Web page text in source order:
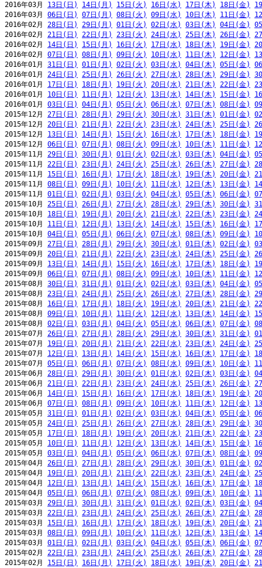
2016年03月 13日(日) 14日(月) 15日(火) 16日(水) 17日(木) 18日(金)
2016年03月 06日(日) 07日(月) 08日(火) 09日(水) 10日(木) 11日(金)
2016年02月 28日(日) 29日(月) 01日(火) 02日(水) 03日(木) 04日(金)
2016年02月 21日(日) 22日(月) 23日(火) 24日(水) 25日(木) 26日(金)
2016年02月 14日(日) 15日(月) 16日(火) 17日(水) 18日(木) 19日(金)
2016年02月 07日(日) 08日(月) 09日(火) 10日(水) 11日(木) 12日(金)
2016年01月 31日(日) 01日(月) 02日(火) 03日(水) 04日(木) 05日(金)
2016年01月 24日(日) 25日(月) 26日(火) 27日(水) 28日(木) 29日(金)
2016年01月 17日(日) 18日(月) 19日(火) 20日(水) 21日(木) 22日(金)
2016年01月 10日(日) 11日(月) 12日(火) 13日(水) 14日(木) 15日(金)
2016年01月 03日(日) 04日(月) 05日(火) 06日(水) 07日(木) 08日(金)
2015年12月 27日(日) 28日(月) 29日(火) 30日(水) 31日(木) 01日(金)
2015年12月 20日(日) 21日(月) 22日(火) 23日(水) 24日(木) 25日(金)
2015年12月 13日(日) 14日(月) 15日(火) 16日(水) 17日(木) 18日(金)
2015年12月 06日(日) 07日(月) 08日(火) 09日(水) 10日(木) 11日(金)
2015年11月 29日(日) 30日(月) 01日(火) 02日(水) 03日(木) 04日(金)
2015年11月 22日(日) 23日(月) 24日(火) 25日(水) 26日(木) 27日(金)
2015年11月 15日(日) 16日(月) 17日(火) 18日(水) 19日(木) 20日(金)
2015年11月 08日(日) 09日(月) 10日(火) 11日(水) 12日(木) 13日(金)
2015年11月 01日(日) 02日(月) 03日(火) 04日(水) 05日(木) 06日(金)
2015年10月 25日(日) 26日(月) 27日(火) 28日(水) 29日(木) 30日(金)
2015年10月 18日(日) 19日(月) 20日(火) 21日(水) 22日(木) 23日(金)
2015年10月 11日(日) 12日(月) 13日(火) 14日(水) 15日(木) 16日(金)
2015年10月 04日(日) 05日(月) 06日(火) 07日(水) 08日(木) 09日(金)
2015年09月 27日(日) 28日(月) 29日(火) 30日(水) 01日(木) 02日(金)
2015年09月 20日(日) 21日(月) 22日(火) 23日(水) 24日(木) 25日(金)
2015年09月 13日(日) 14日(月) 15日(火) 16日(水) 17日(木) 18日(金)
2015年09月 06日(日) 07日(月) 08日(火) 09日(水) 10日(木) 11日(金)
2015年08月 30日(日) 31日(月) 01日(火) 02日(水) 03日(木) 04日(金)
2015年08月 23日(日) 24日(月) 25日(火) 26日(水) 27日(木) 28日(金)
2015年08月 16日(日) 17日(月) 18日(火) 19日(水) 20日(木) 21日(金)
2015年08月 09日(日) 10日(月) 11日(火) 12日(水) 13日(木) 14日(金)
2015年08月 02日(日) 03日(月) 04日(火) 05日(水) 06日(木) 07日(金)
2015年07月 26日(日) 27日(月) 28日(火) 29日(水) 30日(木) 31日(金)
2015年07月 19日(日) 20日(月) 21日(火) 22日(水) 23日(木) 24日(金)
2015年07月 12日(日) 13日(月) 14日(火) 15日(水) 16日(木) 17日(金)
2015年07月 05日(日) 06日(月) 07日(火) 08日(水) 09日(木) 10日(金)
2015年06月 28日(日) 29日(月) 30日(火) 01日(水) 02日(木) 03日(金)
2015年06月 21日(日) 22日(月) 23日(火) 24日(水) 25日(木) 26日(金)
2015年06月 14日(日) 15日(月) 16日(火) 17日(水) 18日(木) 19日(金)
2015年06月 07日(日) 08日(月) 09日(火) 10日(水) 11日(木) 12日(金)
2015年05月 31日(日) 01日(月) 02日(火) 03日(水) 04日(木) 05日(金)
2015年05月 24日(日) 25日(月) 26日(火) 27日(水) 28日(木) 29日(金)
2015年05月 17日(日) 18日(月) 19日(火) 20日(水) 21日(木) 22日(金)
2015年05月 10日(日) 11日(月) 12日(火) 13日(水) 14日(木) 15日(金)
2015年05月 03日(日) 04日(月) 05日(火) 06日(水) 07日(木) 08日(金)
2015年04月 26日(日) 27日(月) 28日(火) 29日(水) 30日(木) 01日(金)
2015年04月 19日(日) 20日(月) 21日(火) 22日(水) 23日(木) 24日(金)
2015年04月 12日(日) 13日(月) 14日(火) 15日(水) 16日(木) 17日(金)
2015年04月 05日(日) 06日(月) 07日(火) 08日(水) 09日(木) 10日(金)
2015年03月 29日(日) 30日(月) 31日(火) 01日(水) 02日(木) 03日(金)
2015年03月 22日(日) 23日(月) 24日(火) 25日(水) 26日(木) 27日(金)
2015年03月 15日(日) 16日(月) 17日(火) 18日(水) 19日(木) 20日(金)
2015年03月 08日(日) 09日(月) 10日(火) 11日(水) 12日(木) 13日(金)
2015年03月 01日(日) 02日(月) 03日(火) 04日(水) 05日(木) 06日(金)
2015年02月 22日(日) 23日(月) 24日(火) 25日(水) 26日(木) 27日(金)
2015年02月 15日(日) 16日(月) 17日(火) 18日(水) 19日(木) 20日(金)